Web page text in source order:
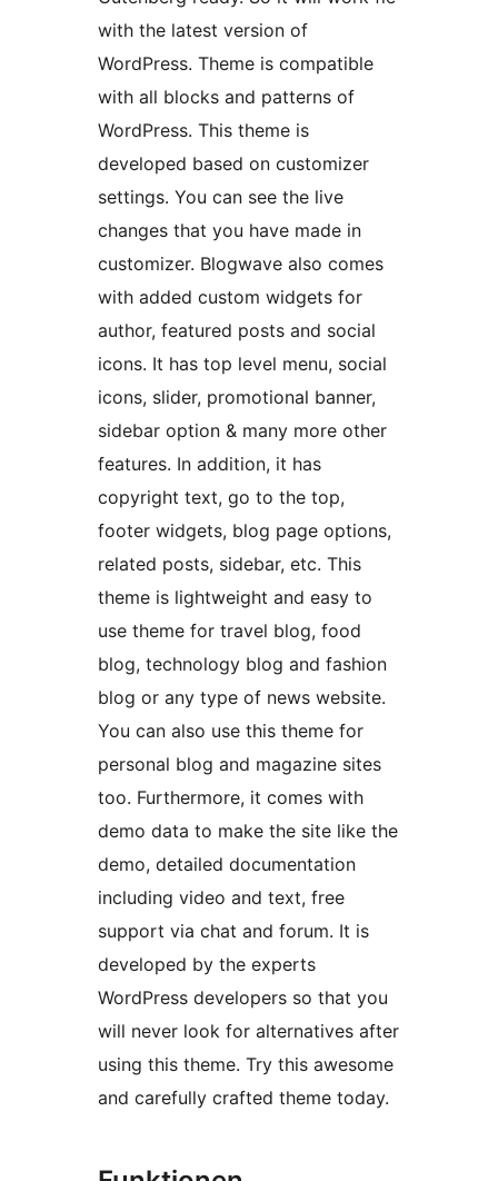
with the latest version of
WordPress. Theme is compatible
with all blocks and patterns of
WordPress. This theme is
developed based on customizer
settings. You can see the live
changes that you have made in
customizer. Blogwave also comes
with added custom widgets for
author, featured posts and social
icons. It has top level menu, social
icons, slider, promotional banner,
sidebar option & many more other
features. In addition, it has
copyright text, go to the top,
footer widgets, blog page options,
related posts, sidebar, etc. This
theme is lightweight and easy to
use theme for travel blog, food
blog, technology blog and fashion
blog or any type of news website.
You can also use this theme for
personal blog and magazine sites
too. Furthermore, it comes with
demo data to make the site like the
demo, detailed documentation
including video and text, free
support via chat and forum. It is
developed by the experts
WordPress developers so that you
will never look for alternatives after
using this theme. Try this awesome
and carefully crafted theme today.